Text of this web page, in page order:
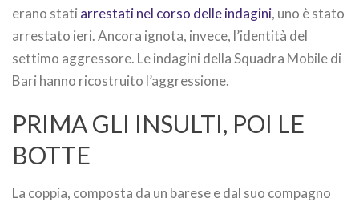
erano stati arrestati nel corso delle indagini, uno è stato
arrestato ieri. Ancora ignota, invece, l’identità del
settimo aggressore. Le indagini della Squadra Mobile di
Bari hanno ricostruito l’aggressione.
PRIMA GLI INSULTI, POI LE
BOTTE
La coppia, composta da un barese e dal suo compagno